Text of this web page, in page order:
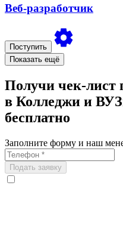
Веб-разработчик
Поступить
Показать ещё
Получи чек-лист
в Колледжи и
бесплатно
Заполните форму и наш
Подать заявку